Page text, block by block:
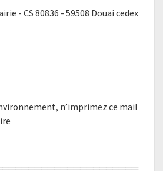
- CS 80836 - 59508 Douai cedex
n’imprimez ce mail